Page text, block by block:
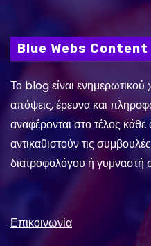
Blue Webs Content
Το blog είναι
απόψεις, έρευνα και
αναφέρονται στο τέλος
αντικαθιστούν τις
διατροφολόγου ή γυμναστή
Επικοινωνία